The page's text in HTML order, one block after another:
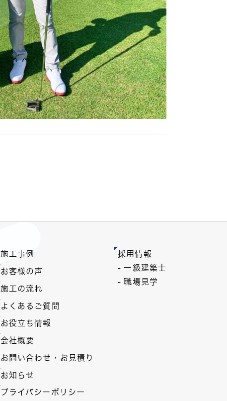
施工事例
お客様の声
施工の流れ
よくあるご質問
お役立ち情報
会社概要
お問い合わせ・お見積り
お知らせ
プライバシーポリシー
採用情報
- 一級建築士
- 職場見学